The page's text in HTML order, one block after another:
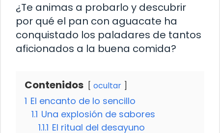
¿Te animas a probarlo y descubrir
por qué el pan con aguacate ha
conquistado los paladares de tantos
aficionados a la buena comida?
Contenidos ocultar
1 El encanto de lo sencillo
1.1 Una explosión de sabores
1.1.1 El ritual del desayuno